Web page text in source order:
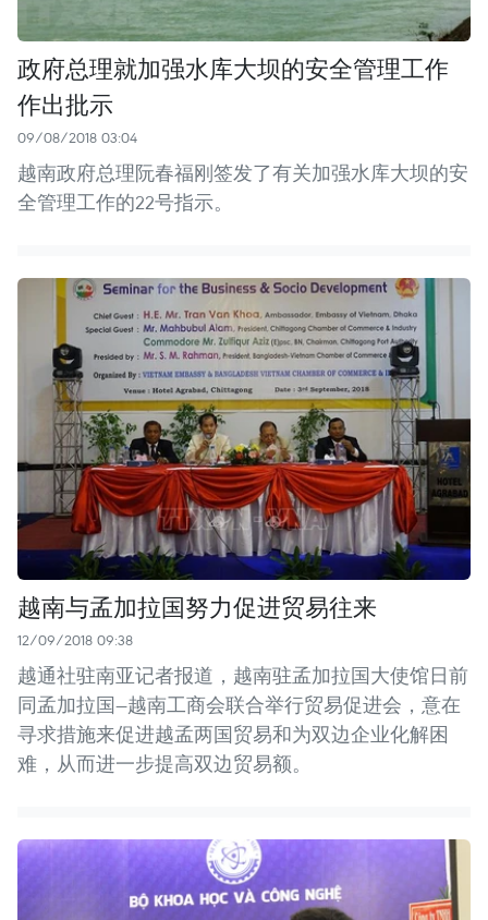
政府总理就加强水库大坝的安全管理工作
作出批示
09/08/2018 03:04
越南政府总理阮春福刚签发了有关加强水库大坝的安
全管理工作的22号指示。
越南与孟加拉国努力促进贸易往来
12/09/2018 09:38
越通社驻南亚记者报道，越南驻孟加拉国大使馆日前
同孟加拉国—越南工商会联合举行贸易促进会，意在
寻求措施来促进越孟两国贸易和为双边企业化解困
难，从而进一步提高双边贸易额。